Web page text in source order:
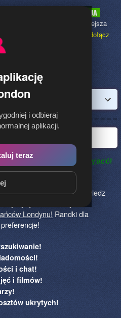
i odbieraj
aplikacji.
teraz
to najpopularniejsza
dołącz
na poznanie nowych przyjaciół
i skończ z samotnością!
lub przygody, chętne
żywo! Dołącz do nas, powiedz
Londynu! Randki dla
i chat!
i filmów!
ukrytych!